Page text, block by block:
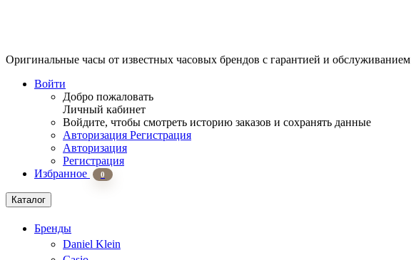
Оригинальные часы от известных часовых брендов с гарантией и обслуживанием
Войти
Добро пожаловать
Личный кабинет
Войдите, чтобы смотреть историю заказов и сохранять данные
Авторизация Регистрация
Авторизация
Регистрация
Избранное
0
Каталог
Бренды
Daniel Klein